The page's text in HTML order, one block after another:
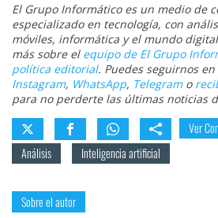
El Grupo Informático es un medio de
especializado en tecnología, con
móviles, informática y el mundo
más sobre el equipo de El Grupo
política editorial. Puedes seguirnos en
Instagram, WhatsApp, Telegramo
para no perderte las últimas noticias
Ver
Análisis
Inteligencia artificial
Sobre el autor